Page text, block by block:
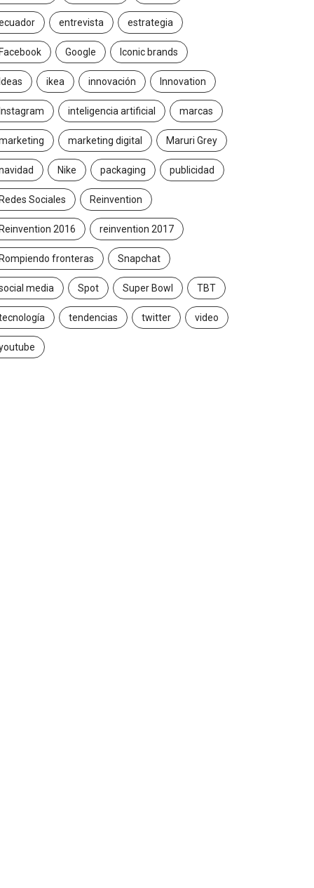
entrevista estrategia
Facebook Google Iconic brands
Ideas ikea innovación Innovation
Instagram inteligencia artificial marcas
marketing digital Maruri Grey
Nike packaging publicidad
Redes Sociales Reinvention
Reinvention 2016 reinvention 2017
Rompiendo fronteras Snapchat
media Spot Super Bowl TBT
tendencias twitter video